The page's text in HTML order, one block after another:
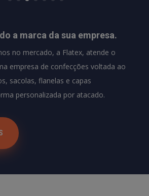
a marca da sua empresa.
no mercado, a Flatex, atende o
empresa de confecções voltada ao
sacolas, flanelas e capas
personalizada por atacado.